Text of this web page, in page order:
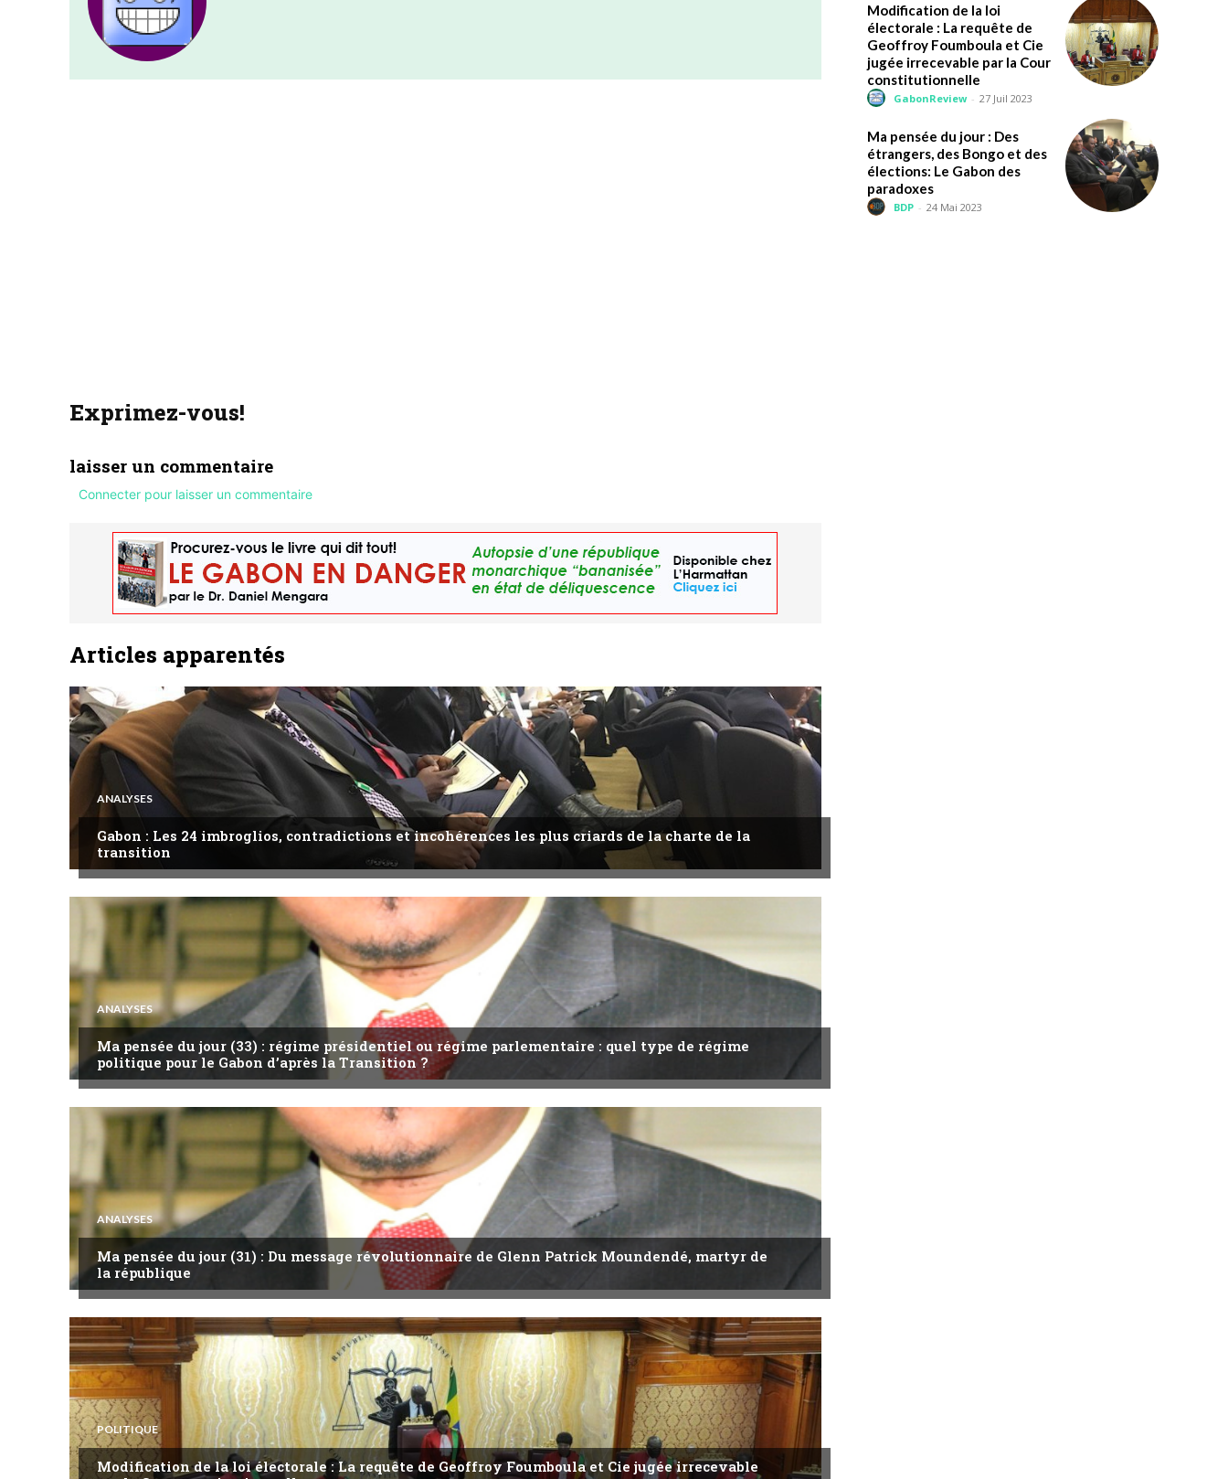
Exprimez-vous!
laisser un commentaire
Connecter pour laisser un commentaire
Articles apparentés
ANALYSES
Gabon : Les 24 imbroglios, contradictions et incohérences les plus criards de la charte de la
transition
ANALYSES
Ma pensée du jour (33) : régime présidentiel ou régime parlementaire : quel type de régime
politique pour le Gabon d’après la Transition ?
ANALYSES
Ma pensée du jour (31) : Du message révolutionnaire de Glenn Patrick Moundendé, martyr de
la république
POLITIQUE
Modification de la loi électorale : La requête de Geoffroy Foumboula et Cie jugée irrecevable
Modification de la loi
électorale : La requête de
Geoffroy Foumboula et Cie
jugée irrecevable par la Cour
constitutionnelle
GabonReview - 27 Juil 2023
Ma pensée du jour : Des
étrangers, des Bongo et des
élections: Le Gabon des
paradoxes
BDP - 24 Mai 2023